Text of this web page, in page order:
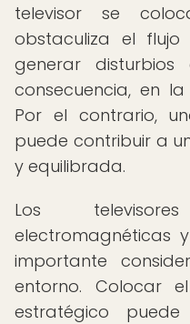
televisor se
obstaculiza el
generar
consecuencia, en
Por el contrario,
puede contribuir a
y equilibrada.
Los
electromagnéticas
importante
entorno. Colocar
estratégico